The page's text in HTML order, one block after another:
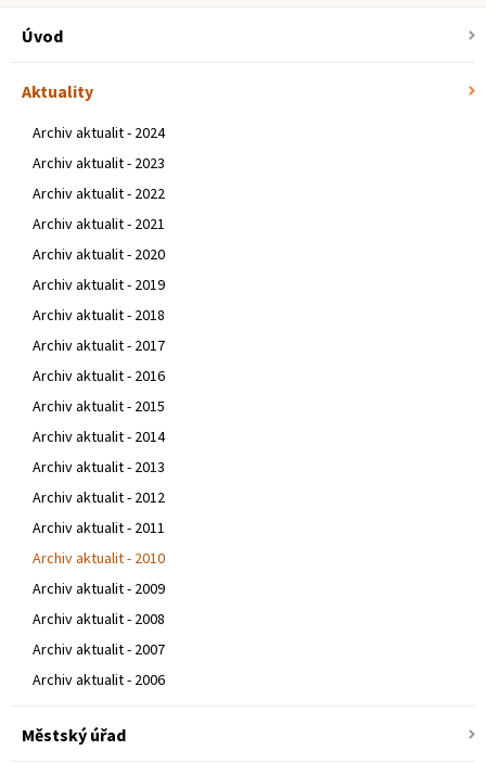
Úvod
Aktuality
Archiv aktualit - 2024
Archiv aktualit - 2023
Archiv aktualit - 2022
Archiv aktualit - 2021
Archiv aktualit - 2020
Archiv aktualit - 2019
Archiv aktualit - 2018
Archiv aktualit - 2017
Archiv aktualit - 2016
Archiv aktualit - 2015
Archiv aktualit - 2014
Archiv aktualit - 2013
Archiv aktualit - 2012
Archiv aktualit - 2011
Archiv aktualit - 2010
Archiv aktualit - 2009
Archiv aktualit - 2008
Archiv aktualit - 2007
Archiv aktualit - 2006
Městský úřad